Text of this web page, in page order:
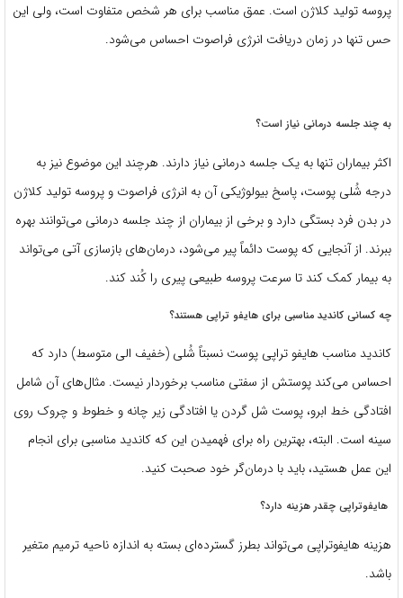
پروسه تولید کلاژن است. عمق مناسب برای هر شخص متفاوت است، ولی این
حس تنها در زمان دریافت انرژی فراصوت احساس می‌شود.
به چند جلسه درمانی نیاز است؟
اکثر بیماران تنها به یک جلسه درمانی نیاز دارند. هرچند این موضوع نیز به
درجه شُلی پوست، پاسخ بیولوژیکی آن به انرژی فراصوت و پروسه تولید کلاژن
در بدن فرد بستگی دارد و برخی از بیماران از چند جلسه درمانی می‌توانند بهره
ببرند. از آنجایی که پوست دائماً پیر می‌شود، درمان‌های بازسازی آتی می‌تواند
به بیمار کمک کند تا سرعت پروسه طبیعی پیری را کُند کند.
چه کسانی کاندید مناسبی برای هایفو تراپی هستند؟
کاندید مناسب هایفو تراپی پوست نسبتاً شُلی (خفیف الی متوسط) دارد که
احساس می‌کند پوستش از سفتی مناسب برخوردار نیست. مثال‌های آن شامل
افتادگی خط ابرو، پوست شل گردن یا افتادگی زیر چانه و خطوط و چروک روی
سینه است. البته، بهترین راه برای فهمیدن این که کاندید مناسبی برای انجام
این عمل هستید، باید با درمان‌گر خود صحبت کنید.
هایفوتراپی چقدر هزینه دارد؟
هزینه هایفوتراپی می‌تواند بطرز گسترده‌ای بسته به اندازه ناحیه ترمیم متغیر
باشد.